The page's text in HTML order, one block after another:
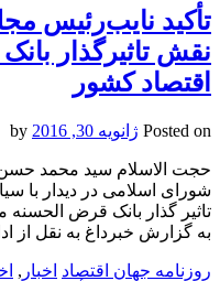
تأکید نایب‌رئیس
نقش تاثیرگذار
اقتصاد کشور
Posted on ژانویه 30, 2016
حجت الاسلام سید محمد
شورای اسلامی در دیدار با
تاثیر گذار بانک قرض الحسنه
به گزارش خبرداغ به نقل از
روزنامه جهان اقتصاد اخبار ,